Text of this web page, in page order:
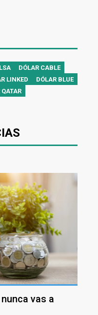
DÓLAR CABLE
LINKED
DÓLAR BLUE
vas a